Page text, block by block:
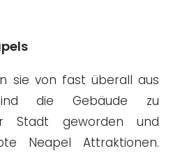
sie von fast überall aus
die Gebäude zu
Stadt geworden und
Neapel Attraktionen.